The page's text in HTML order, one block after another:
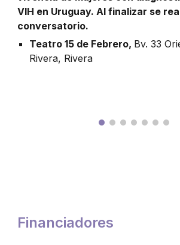
VIH en Uruguay. Al finalizar se
conversatorio.
Teatro 15 de Febrero, Bv. 33
Rivera, Rivera
Financiadores